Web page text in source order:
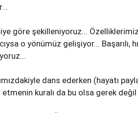
göre şekilleniyoruz...
o yönümüz gelişiyor... Başarılı,
dans ederken (hayatı
etmenin kuralı da bu olsa gerek